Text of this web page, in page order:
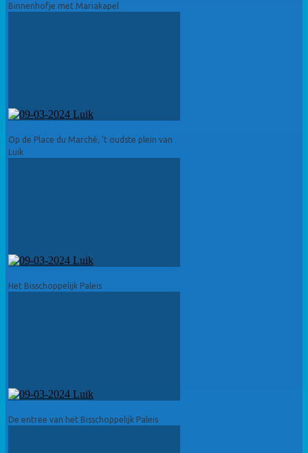
Binnenhofje met Mariakapel
Op de Place du Marché, ’t oudste plein van
Luik
Het Bisschoppelijk Paleis
De entree van het Bisschoppelijk Paleis